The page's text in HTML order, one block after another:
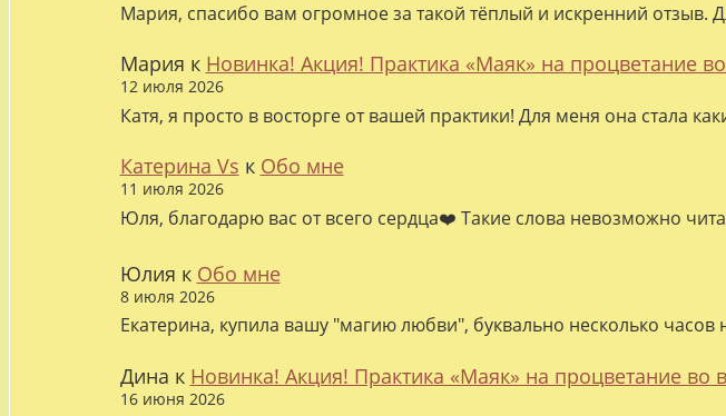
Мария, спасибо вам огромное за такой тёплый и искренний отзыв.
Мария к Новинка! Акция! Практика «Маяк» на процветание
12 июля 2026
Катя, я просто в восторге от вашей практики! Для меня она стала
Катерина Vs к Обо мне
11 июля 2026
Юля, благодарю вас от всего сердца❤️ Такие слова невозможно
Юлия к Обо мне
8 июля 2026
Екатерина, купила вашу "магию любви", буквально несколько
Дина к Новинка! Акция! Практика «Маяк» на процветание во
16 июня 2026